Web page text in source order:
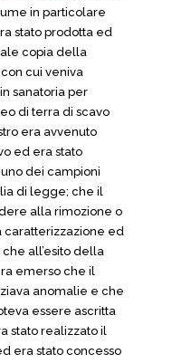
in particolare
stato prodotta ed
copia della
cui veniva
sanatoria per
di terra di scavo
era avvenuto
ed era stato
dei campioni
di legge; che il
alla rimozione o
caratterizzazione ed
all’esito della
emerso che il
anomalie e che
essere ascritta
stato realizzato il
era stato concesso